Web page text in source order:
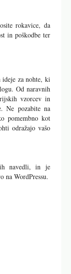
rokavice, da
in poškodbe ter
ideje za nohte, ki
Od naravnih
vzorcev in
Ne pozabite na
pomembno kot
odražajo vašo
navedli, in je
na WordPressu.